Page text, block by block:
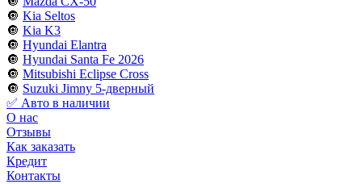
🔘 Kia Seltos
🔘 Kia K3
🔘 Hyundai Elantra
🔘 Hyundai Santa Fe 2026
🔘 Mitsubishi Eclipse Cross
🔘 Suzuki Jimny 5-дверный
✅ Авто в наличии
О нас
Отзывы
Как заказать
Кредит
Контакты